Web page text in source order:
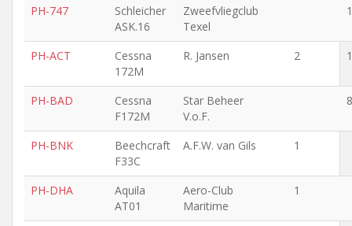
PH-747
Schleicher
ASK.16
Zweefvliegclub
Texel
1
PH-ACT
Cessna
172M
R. Jansen 2 1
PH-BAD
Cessna
F172M
Star Beheer
V.o.F.
8
PH-BNK
Beechcraft
F33C
A.F.W. van Gils 1
PH-DHA
Aquila
AT01
Aero-Club
Maritime
1